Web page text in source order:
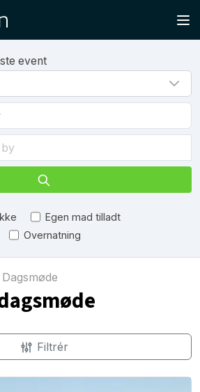
event
Egen mad tilladt
Overnatning
Dagsmøde
Filtrér